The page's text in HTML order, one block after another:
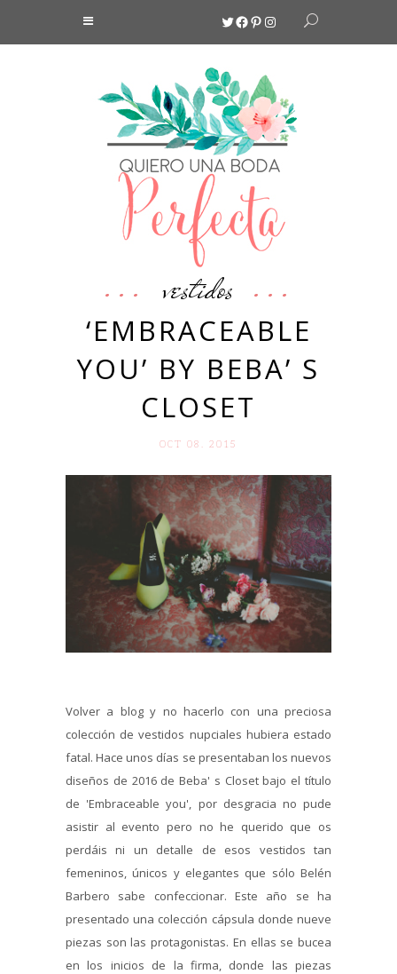
Twitter
Facebook
Pinterest
Instagram
vestidos
‘EMBRACEABLE
YOU’ BY BEBA’ S
CLOSET
OCT 08. 2015
Volver a blog y no hacerlo con una preciosa
colección de vestidos nupciales hubiera estado
fatal. Hace unos días se presentaban los nuevos
diseños de 2016 de Beba' s Closet bajo el título
de 'Embraceable you', por desgracia no pude
asistir al evento pero no he querido que os
perdáis ni un detalle de esos vestidos tan
femeninos, únicos y elegantes que sólo Belén
Barbero sabe confeccionar. Este año se ha
presentado una colección cápsula donde nueve
piezas son las protagonistas. En ellas se bucea
en los inicios de la firma, donde las piezas